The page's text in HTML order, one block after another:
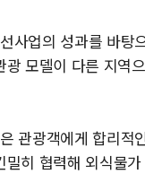
사업의 성과를 바
광 모델이 다른 지역
관광객에게 합리
밀히 협력해 외식물